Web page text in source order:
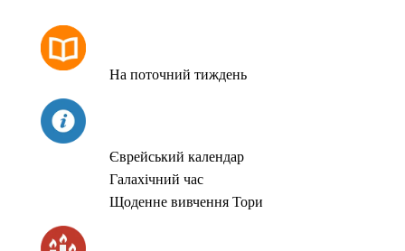
На поточний тиждень
Єврейський календар
Галахічний час
Щоденне вивчення Тори